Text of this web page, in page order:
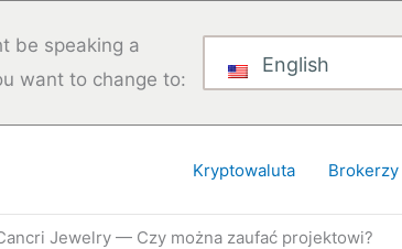
be speaking a
want to change to:
English
Kryptowaluta Brokerzy
Jewelry — Czy można zaufać projektowi?